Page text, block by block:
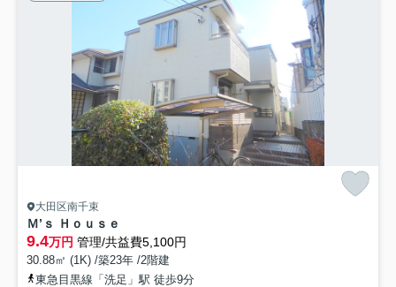
大田区南千束
Ｍ’ｓ Ｈｏｕｓｅ
9.4万円 管理/共益費5,100円
30.88㎡ (1K) /築23年 /2階建
東急目黒線「洗足」駅 徒歩9分